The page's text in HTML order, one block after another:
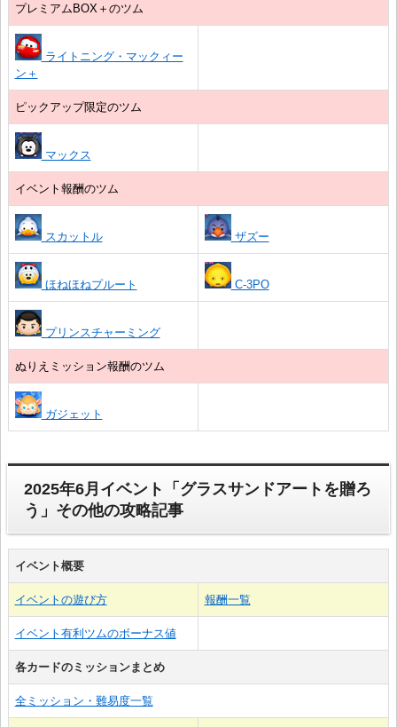
プレミアムBOX＋のツム
ライトニング・マックィー
ン＋
ピックアップ限定のツム
マックス
イベント報酬のツム
スカットル ザズー
ほねほねプルート C-3PO
プリンスチャーミング
ぬりえミッション報酬のツム
ガジェット
2025年6月イベント「グラスサンドアートを贈ろ
う」その他の攻略記事
イベント概要
イベントの遊び方 報酬一覧
イベント有利ツムのボーナス値
各カードのミッションまとめ
全ミッション・難易度一覧